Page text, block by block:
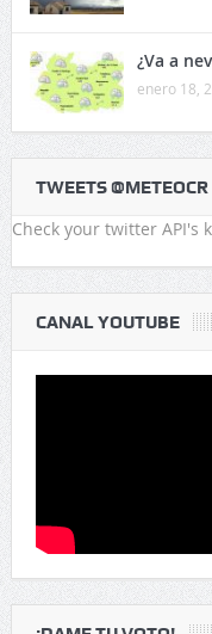
¿Va a
enero 18,
TWEETS @METEOCR
Check your twitter API's
CANAL YOUTUBE